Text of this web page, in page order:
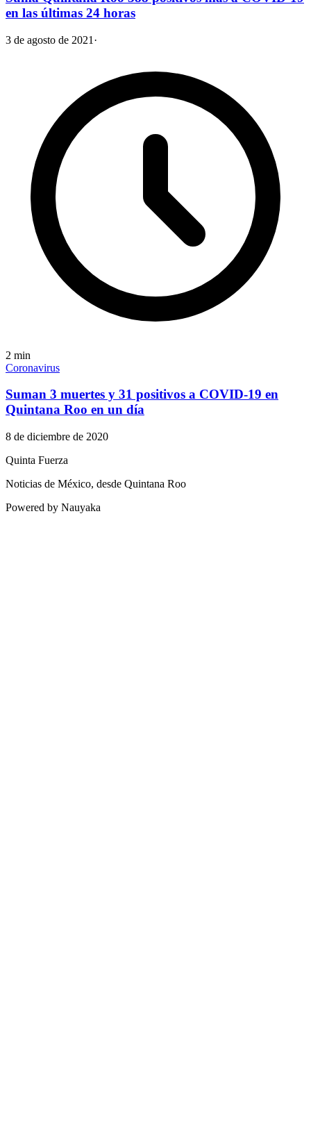
en las últimas 24 horas
3 de agosto de 2021 ·
2 min
Coronavirus
Suman 3 muertes y 31 positivos a COVID-19 en
Quintana Roo en un día
8 de diciembre de 2020
Quinta Fuerza
Noticias de México, desde Quintana Roo
Powered by Nauyaka